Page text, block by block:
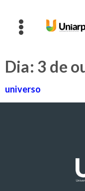
Dia: 3 de
universo